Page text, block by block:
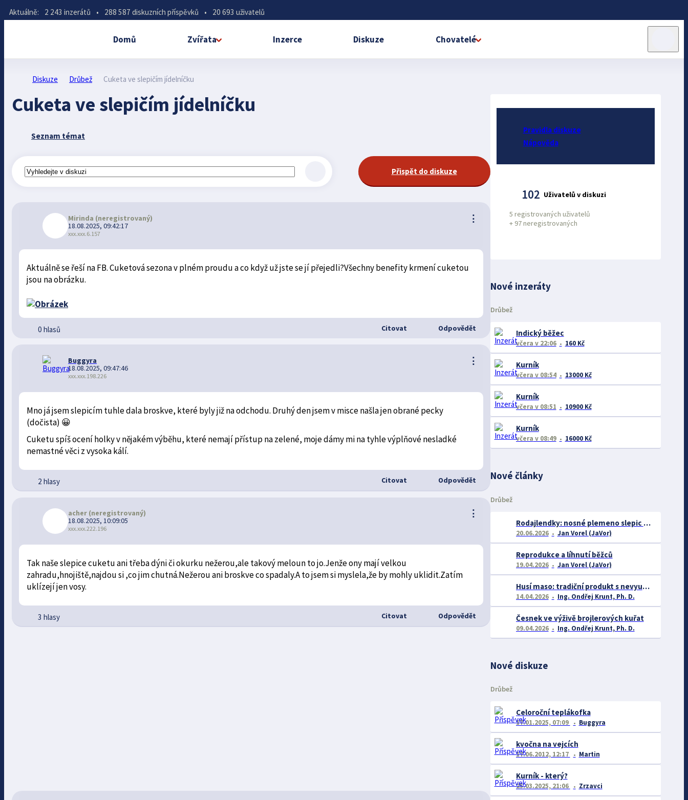
Aktuálně: 2 243 inzerátů • 288 587 diskuzních příspěvků • 20 693 uživatelů
Domů Zvířata Inzerce Diskuze Chovatelé
Diskuze Drůbež Cuketa ve slepičím jídelníčku
Cuketa ve slepičím jídelníčku
Seznam témat
Přispět do diskuze
⋮
Mirinda (neregistrovaný)
18.08.2025, 09:42:17
xxx.xxx.6.157
Aktuálně se řeší na FB. Cuketová sezona v plném proudu a co když už jste se jí přejedli?Všechny benefity krmení cuketou
jsou na obrázku.
0 hlasů Citovat Odpovědět
⋮
Buggyra
18.08.2025, 09:47:46
xxx.xxx.198.226
Mno já jsem slepicím tuhle dala broskve, které byly již na odchodu. Druhý den jsem v misce našla jen obrané pecky
(dočista) 😀
Cuketu spíš ocení holky v nějakém výběhu, které nemají přístup na zelené, moje dámy mi na tyhle výplňové nesladké
nemastné věci z vysoka kálí.
2 hlasy Citovat Odpovědět
⋮
acher (neregistrovaný)
18.08.2025, 10:09:05
xxx.xxx.222.196
Tak naše slepice cuketu ani třeba dýni či okurku nežerou,ale takový meloun to jo.Jenže ony mají velkou
zahradu,hnojiště,najdou si ,co jim chutná.Nežerou ani broskve co spadaly.A to jsem si myslela,že by mohly uklidit.Zatím
uklízejí jen vosy.
3 hlasy Citovat Odpovědět
Pravidla diskuze
Nápověda
102 Uživatelů v diskuzi
5 registrovaných uživatelů
+ 97 neregistrovaných
Nové inzeráty
Drůbež
Indický běžec
včera v 22:06 160 Kč
Kurník
včera v 08:54 13000 Kč
Kurník
včera v 08:51 10900 Kč
Kurník
včera v 08:49 16000 Kč
Nové články
Drůbež
Rodajlendky: nosné plemeno slepic vhodné pro začátečníky
20.06.2026 Jan Vorel (JaVor)
Reprodukce a líhnutí běžců
19.04.2026 Jan Vorel (JaVor)
Husí maso: tradiční produkt s nevyužitým potenciálem
14.04.2026 Ing. Ondřej Krunt, Ph. D.
Česnek ve výživě brojlerových kuřat
09.04.2026 Ing. Ondřej Krunt, Ph. D.
Nové diskuze
Drůbež
Celoroční teplákofka
17.01.2025, 07:09 Buggyra
kvočna na vejcích
17.06.2012, 12:17 Martin
Kurník - který?
25.03.2025, 21:06 Zrzavci